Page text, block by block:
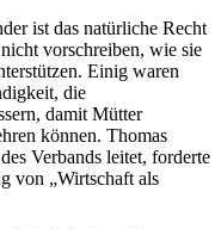
ist das natürliche Recht
vorschreiben, wie sie
Einig waren
die
damit Mütter
können. Thomas
Verbands leitet, forderte
von „Wirtschaft als